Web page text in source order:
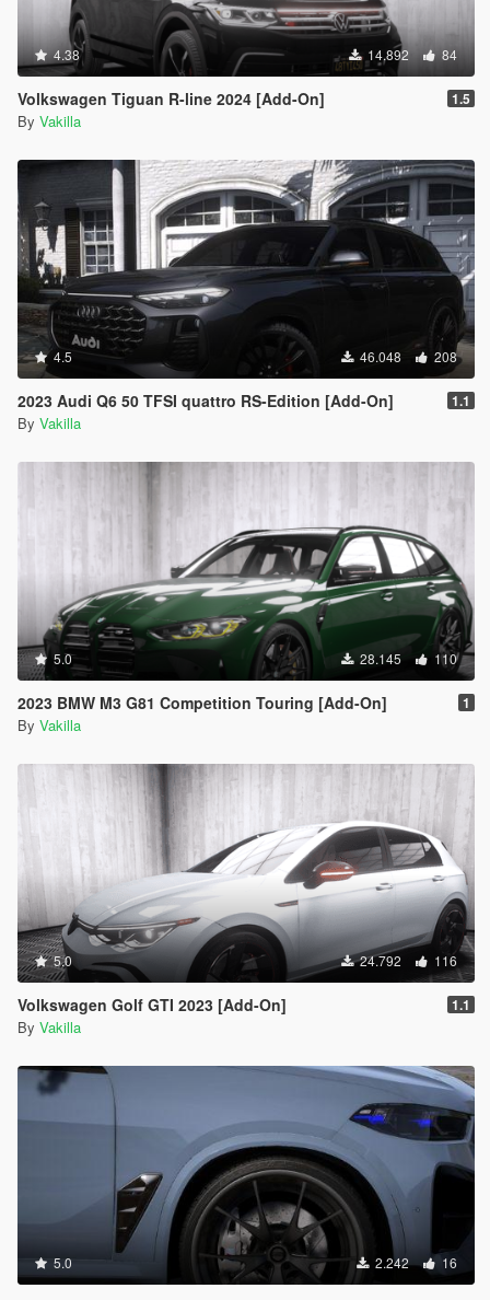
4.38 14.892 84
Volkswagen Tiguan R-line 2024 [Add-On] 1.5
By Vakilla
4.5 46.048 208
2023 Audi Q6 50 TFSI quattro RS-Edition [Add-On] 1.1
By Vakilla
5.0 28.145 110
2023 BMW M3 G81 Competition Touring [Add-On] 1
By Vakilla
5.0 24.792 116
Volkswagen Golf GTI 2023 [Add-On] 1.1
By Vakilla
5.0 2.242 16